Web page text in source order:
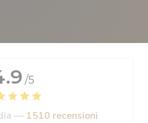
/5
— 1510 recensioni